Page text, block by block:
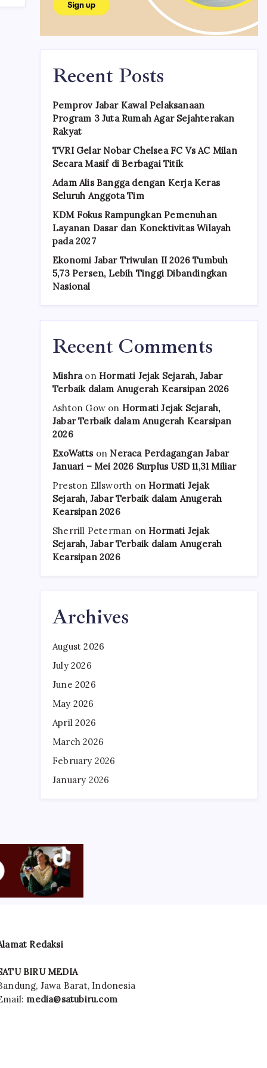
Recent Posts
Pemprov Jabar Kawal Pelaksanaan
Program 3 Juta Rumah Agar Sejahterakan
Rakyat
TVRI Gelar Nobar Chelsea FC Vs AC Milan
Secara Masif di Berbagai Titik
Adam Alis Bangga dengan Kerja Keras
Seluruh Anggota Tim
KDM Fokus Rampungkan Pemenuhan
Layanan Dasar dan Konektivitas Wilayah
pada 2027
Ekonomi Jabar Triwulan II 2026 Tumbuh
5,73 Persen, Lebih Tinggi Dibandingkan
Nasional
Recent Comments
Mishraon Hormati Jejak Sejarah, Jabar
Terbaik dalam Anugerah Kearsipan 2026
Ashton Gow on Hormati Jejak Sejarah,
Jabar Terbaik dalam Anugerah Kearsipan
2026
ExoWattson Neraca Perdagangan Jabar
Januari – Mei 2026 Surplus USD 11,31 Miliar
Preston Ellsworth on Hormati Jejak
Sejarah, Jabar Terbaik dalam Anugerah
Kearsipan 2026
Sherrill Peterman on Hormati Jejak
Sejarah, Jabar Terbaik dalam Anugerah
Kearsipan 2026
Archives
August 2026
July 2026
June 2026
May 2026
April 2026
March 2026
February 2026
January 2026
Redaksi
BIRU MEDIA
Jawa Barat, Indonesia
media@satubiru.com